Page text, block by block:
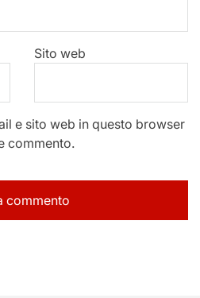
Sito web
e sito web in questo browser
commento.